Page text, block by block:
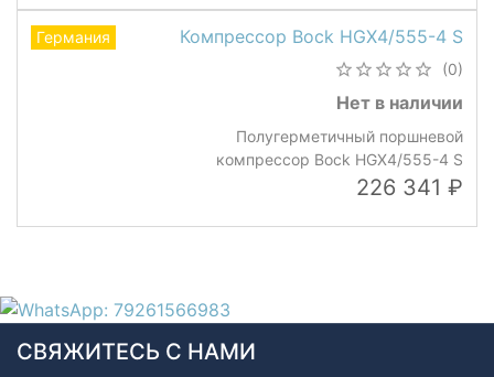
Компрессор Bock HGX4/555-4 S
(0)
Нет в наличии
Полугерметичный поршневой
компрессор Bock HGX4/555-4 S
226 341
Германия
СВЯЖИТЕСЬ С НАМИ